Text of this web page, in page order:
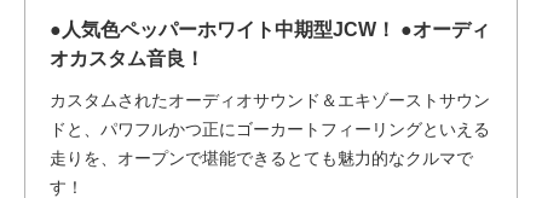
●人気色ペッパーホワイト中期型JCW！ ●オーディ
オカスタム音良！
カスタムされたオーディオサウンド＆エキゾーストサウン
ドと、パワフルかつ正にゴーカートフィーリングといえる
走りを、オープンで堪能できるとても魅力的なクルマで
す！